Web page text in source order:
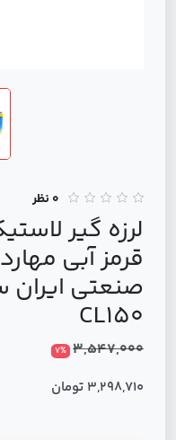
0 نظر
لرزه ‌گیر
قرمز آبی
CL150
3,547,000
7%
3,298,710 تومان